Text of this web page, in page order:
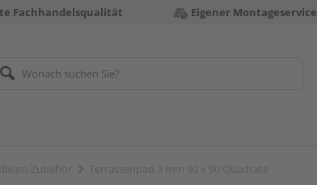
Fachhandelsqualität Eigener Montageservice